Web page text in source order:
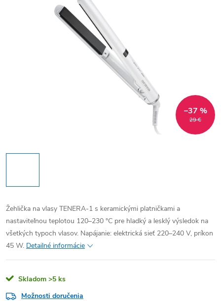
29 €
–37 %
Žehlička na vlasy TENERA-1 s keramickými platničkami a
nastaviteľnou teplotou 120–230 °C pre hladký a lesklý výsledok na
všetkých typoch vlasov. Napájanie: elektrická sieť 220–240 V, príkon
45 W. Detailné informácie
Skladom >5 ks
Možnosti doručenia